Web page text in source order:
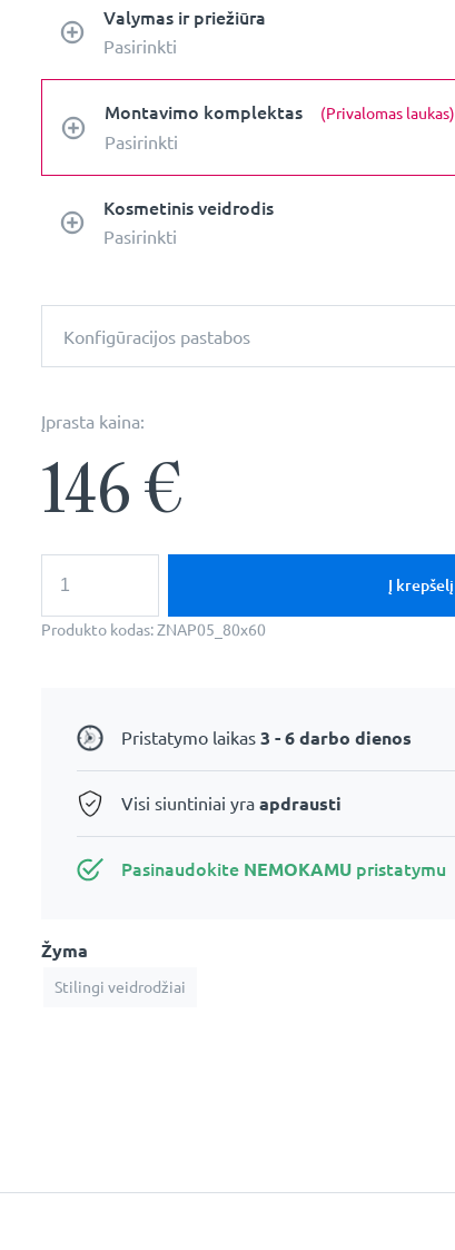
Valymas ir priežiūra
Pasirinkti
Montavimo komplektas (Privalomas laukas)
Pasirinkti
Kosmetinis veidrodis
Pasirinkti
Konfigūracijos pastabos
Įprasta kaina:
146€
kiekis:
netaisyklingas
Į krepšelį
Produkto kodas:ZNAP05_80x60
Pristatymo laikas 3 - 6 darbo dienos
Visi siuntiniai yra apdrausti
Pasinaudokite NEMOKAMU pristatymu
Žyma
Stilingi veidrodžiai